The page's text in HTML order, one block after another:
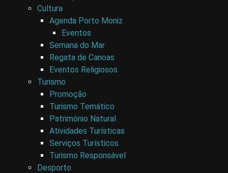
Cultura
Agenda Porto Moniz
Eventos
Semana do Mar
Regata de Canoas
Eventos Religiosos
Turismo
Promoção
Turismo Temático
Património Natural
Atividades Turísticas
Serviços Turísticos
Turismo Responsável
Desporto